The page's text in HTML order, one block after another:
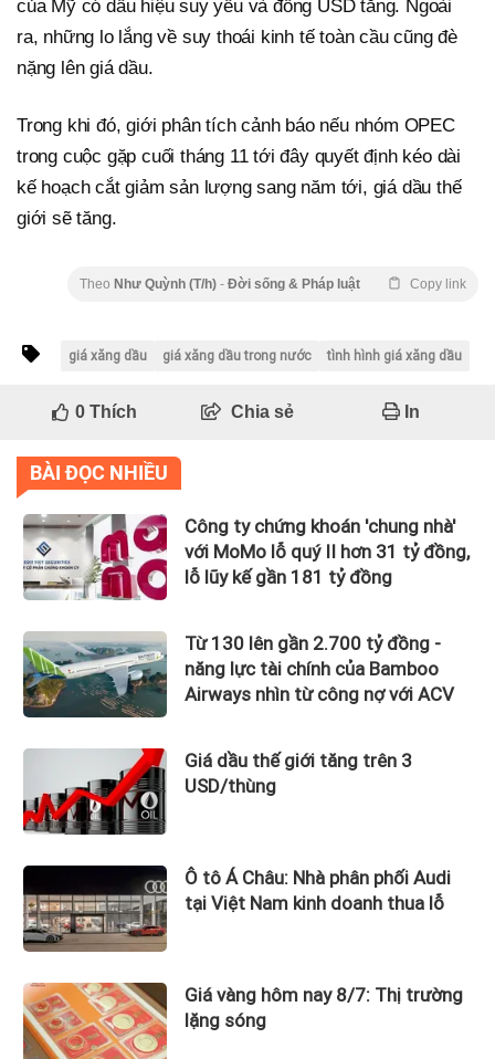
của Mỹ có dấu hiệu suy yếu và đồng USD tăng. Ngoài
ra, những lo lắng về suy thoái kinh tế toàn cầu cũng đè
nặng lên giá dầu.
Trong khi đó, giới phân tích cảnh báo nếu nhóm OPEC
trong cuộc gặp cuối tháng 11 tới đây quyết định kéo dài
kế hoạch cắt giảm sản lượng sang năm tới, giá dầu thế
giới sẽ tăng.
Theo Như Quỳnh (T/h) - Đời sống & Pháp luật Copy link
giá xăng dầu giá xăng dầu trong nước tình hình giá xăng dầu
0Thích Chia sẻ In
BÀI ĐỌC NHIỀU
Công ty chứng khoán 'chung nhà'
với MoMo lỗ quý II hơn 31 tỷ đồng,
lỗ lũy kế gần 181 tỷ đồng
Từ 130 lên gần 2.700 tỷ đồng -
năng lực tài chính của Bamboo
Airways nhìn từ công nợ với ACV
Giá dầu thế giới tăng trên 3
USD/thùng
Ô tô Á Châu: Nhà phân phối Audi
tại Việt Nam kinh doanh thua lỗ
Giá vàng hôm nay 8/7: Thị trường
lặng sóng